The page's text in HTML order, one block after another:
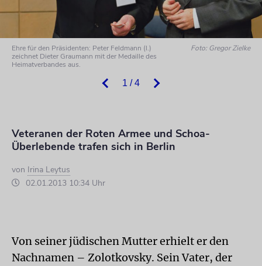
1 / 4
Ehre für den Präsidenten: Peter Feldmann (l.)
zeichnet Dieter Graumann mit der Medaille des
Heimatverbandes aus.
Foto: Gregor Zielke
Veteranen der Roten Armee und Schoa-
Überlebende trafen sich in Berlin
von Irina Leytus
02.01.2013 10:34 Uhr
Von seiner jüdischen Mutter erhielt er den
Nachnamen – Zolotkovsky. Sein Vater, der